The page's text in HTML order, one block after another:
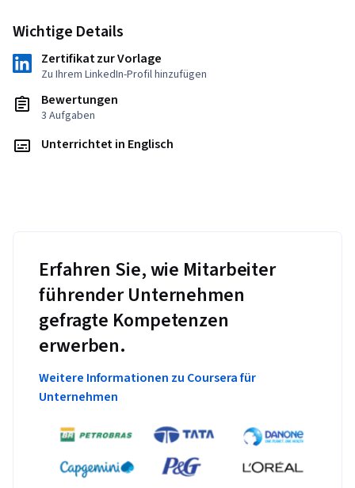
Wichtige Details
Zertifikat zur Vorlage
Zu Ihrem LinkedIn-Profil hinzufügen
Bewertungen
3 Aufgaben
Unterrichtet in Englisch
Erfahren Sie, wie Mitarbeiter
führender Unternehmen
gefragte Kompetenzen
erwerben.
Weitere Informationen zu Coursera für
Unternehmen